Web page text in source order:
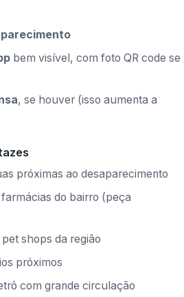
bem visível, com foto QR code se
, se houver (isso aumenta a
próximas ao desaparecimento
do bairro (peça
shops da região
próximos
com grande circulação